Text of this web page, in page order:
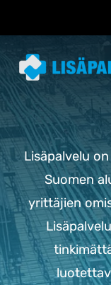
Lisäpalvelu
Suomen
yrittäjien
L